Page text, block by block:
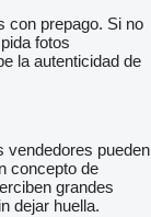
con prepago. Si no
fotos
la autenticidad de
vendedores pueden
concepto de
grandes
dejar huella.